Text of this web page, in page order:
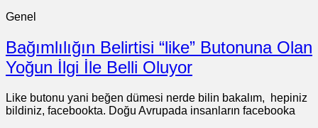
Genel
Bağımlılığın Belirtisi “like” Butonuna Olan
Yoğun İlgi İle Belli Oluyor
Like butonu yani beğen dümesi nerde bilin bakalım, hepiniz
bildiniz, facebookta. Doğu Avrupada insanların facebooka